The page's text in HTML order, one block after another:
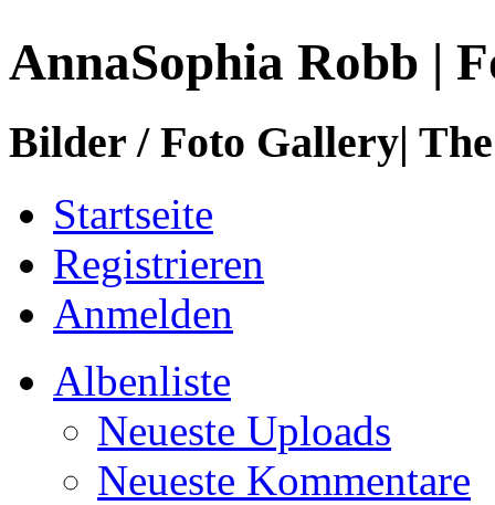
AnnaSophia Robb |
Bilder / Foto Gallery|
Startseite
Registrieren
Anmelden
Albenliste
Neueste Uploads
Neueste Kommentare